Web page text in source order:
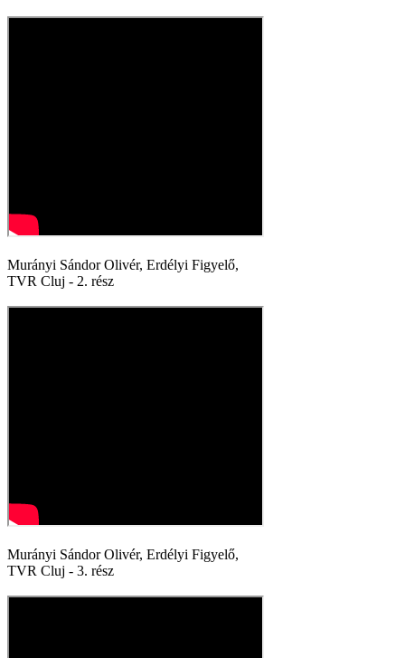
Murányi Sándor Olivér, Erdélyi Figyelő,
TVR Cluj - 2. rész
Murányi Sándor Olivér, Erdélyi Figyelő,
TVR Cluj - 3. rész